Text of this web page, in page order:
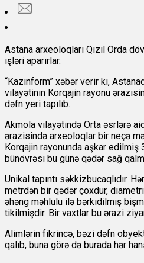
Astana arxeoloqları Qızıl Orda
işləri aparırlar.
“Kazinform” xəbər verir ki,
vilayətinin Korqajin rayonu
dəfn yeri tapılıb.
Akmola vilayətində Orta əsrlərə
ərazisində arxeoloqlar bir neçə
Korqajin rayonunda aşkar edilmiş
bünövrəsi bu günə qədər sağ
Unikal tapıntı səkkizbucaqlıdır.
metrdən bir qədər çoxdur,
əhəng məhlulu ilə bərkidilmiş
tikilmişdir. Bir vaxtlar bu ərazi
Alimlərin fikrincə, bəzi dəfn
qalıb, buna görə də burada hər